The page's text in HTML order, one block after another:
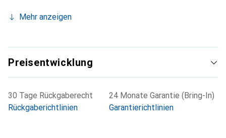
Mehr anzeigen
Preisentwicklung
30 Tage Rückgaberecht
Rückgaberichtlinien
24 Monate Garantie (Bring-In)
Garantierichtlinien